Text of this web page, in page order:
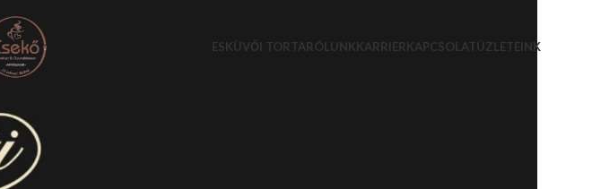
ESKÜVŐI TORTARÓLUNKKARRIERKAPCSOLATÜZLETEINK